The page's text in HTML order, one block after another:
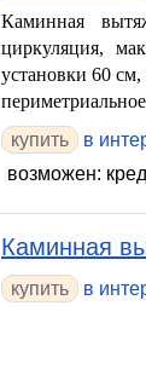
Каминная
циркуляция,
установки 60
в
возможен:
Каминная
в